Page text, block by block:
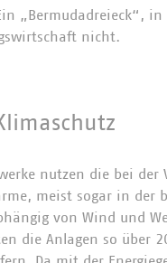
„Bermudadreieck“,
nicht.
nutzen die bei der
meist sogar in
von Wind und
die Anlagen so über